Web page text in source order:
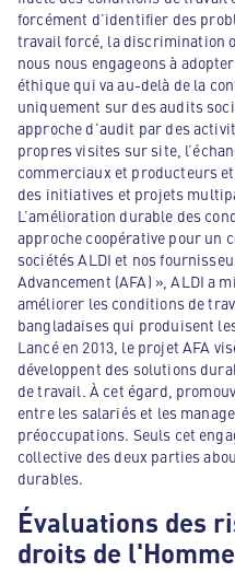
forcément d’identifier des
travail forcé, la discrimination
nous nous engageons à
éthique qui va au-delà de la
uniquement sur des audits
approche d’audit par des
propres visites sur site,
commerciaux et producteurs
des initiatives et projets
L’amélioration durable des
approche coopérative pour un
sociétés ALDI et nos
Advancement (AFA) », ALDI a
améliorer les conditions de
bangladaises qui produisent
Lancé en 2013, le projet AFA
développent des solutions
de travail. À cet égard,
entre les salariés et les
préoccupations. Seuls cet
collective des deux parties
durables.
Évaluations des
droits de l'Homme